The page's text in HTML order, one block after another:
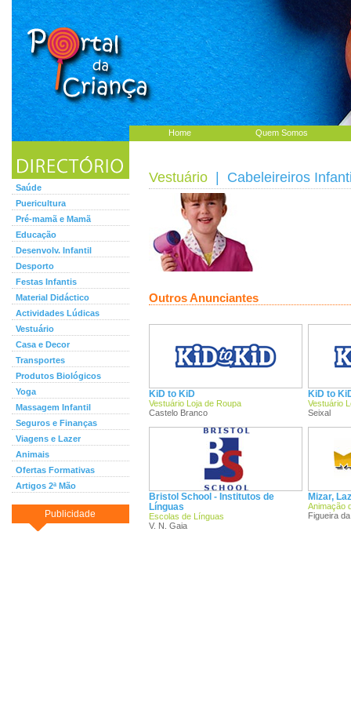
Home Quem Somos
Saúde
Puericultura
Pré-mamã e Mamã
Educação
Desenvolv. Infantil
Desporto
Festas Infantis
Material Didáctico
Actividades Lúdicas
Vestuário
Casa e Decor
Transportes
Produtos Biológicos
Yoga
Massagem Infantil
Seguros e Finanças
Viagens e Lazer
Animais
Ofertas Formativas
Artigos 2ª Mão
Publicidade
Vestuário | Cabeleireiros
Outros Anunciantes
KiD to KiD
Vestuário Loja de Roupa
Castelo Branco
KiD to
Vestuário
Seixal
Bristol School - Institutos de
Línguas
Escolas de Línguas
V. N. Gaia
Mizar,
Animação
Figueira